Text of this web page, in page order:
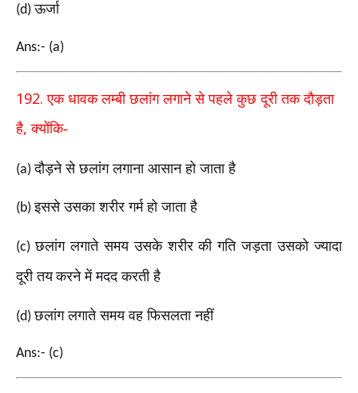
(d)ऊर्जा
Ans:- (a)
192.एक धावक लम्बी छलांग लगाने से पहले कुछ दूरी तक दौड़ता
है,क्योंकि-
(a)दौड़ने से छलांग लगाना आसान हो जाता है
(b)इससे उसका शरीर गर्म हो जाता है
(c)छलांग लगाते समय उसके शरीर की गति जड़ता उसको ज्यादा
दूरी तय करने में मदद करती है
(d)छलांग लगाते समय वह फिसलता नहीं
Ans:- (c)